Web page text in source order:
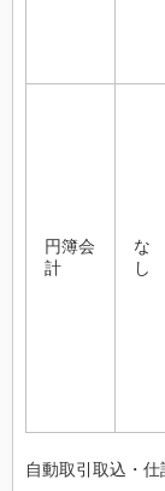
円簿会
計
な
し
自動取引取込・